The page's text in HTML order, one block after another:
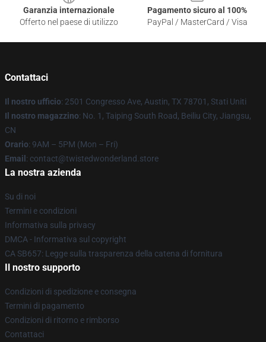
Garanzia internazionale
Offerto nel paese di utilizzo
Pagamento sicuro al 100%
PayPal / MasterCard / Visa
Contattaci
Il nostro ufficio: 2501 Congresso Ave, Austin, TX 78701, Stati Uniti
Il nostro magazzino: No. 1, Taiping South Road, Beiliu City, Jiangsu,
CN
Orario: 9AM – 5PM (Mon – Fri)
Email : contact@twistedwonderland.store
La nostra azienda
Su di noi
Termini e condizioni
Informativa sulla privacy
DMCA - Informativa sul copyright
CA SB657: Legge sulla trasparenza della catena di fornitura
Il nostro supporto
Condizioni di spedizione e consegna
Termini di pagamento
Condizioni di ritorno e rimborso
Contattaci